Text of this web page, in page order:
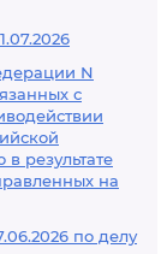
N
с
результате
на
по делу